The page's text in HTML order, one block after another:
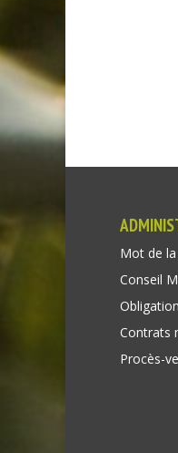
Mot de
Conseil
Contrats
Procès-